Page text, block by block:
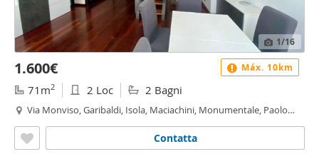
1/16
1.600€
71m2 2 Loc 2 Bagni
Via Monviso, Garibaldi, Isola, Maciachini, Monumentale, Paolo
Contatta
Máx. 10km